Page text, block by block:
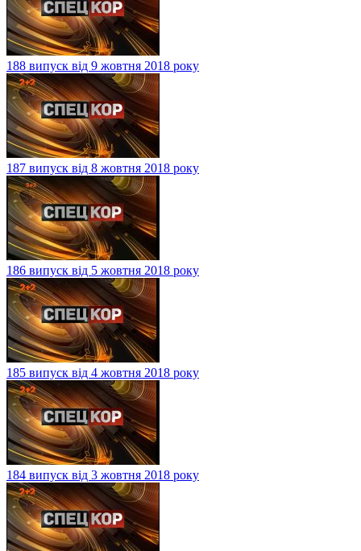
188 випуск від 9 жовтня 2018 року
187 випуск від 8 жовтня 2018 року
186 випуск від 5 жовтня 2018 року
185 випуск від 4 жовтня 2018 року
184 випуск від 3 жовтня 2018 року